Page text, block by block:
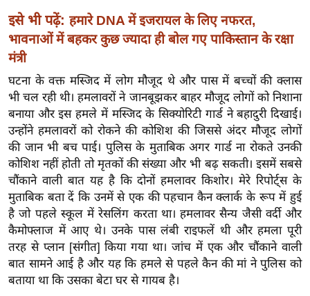
मि
सा
ल
श
ख्सि
य
त
यं
ग
इं
डि
या
सा
हि
त्य
इसे भी पढ़ें: हमारे DNA में इजरायल के लिए नफरत,
भावनाओं में बहकर कुछ ज्यादा ही बोल गए पाकिस्तान के रक्षा
मंत्री
घटना के वक्त मस्जिद में लोग मौजूद थे और पास में बच्चों की क्लास
भी चल रही थी। हमलावरों ने जानबूझकर बाहर मौजूद लोगों को निशाना
बनाया और इस हमले में मस्जिद के सिक्योरिटी गार्ड ने बहादुरी दिखाई।
उन्होंने हमलावरों को रोकने की कोशिश की जिससे अंदर मौजूद लोगों
की जान भी बच पाई। पुलिस के मुताबिक अगर गार्ड ना रोकते उनकी
कोशिश नहीं होती तो मृतकों की संख्या और भी बढ़ सकती। इसमें सबसे
चौंकाने वाली बात यह है कि दोनों हमलावर किशोर। मेरे रिपोर्ट्स के
मुताबिक बता दें कि उनमें से एक की पहचान कैन क्लार्क के रूप में हुई
है जो पहले स्कूल में रेसलिंग करता था। हमलावर सैन्य जैसी वर्दी और
कैमोफ्लाज में आए थे। उनके पास लंबी राइफलें थी और हमला पूरी
तरह से प्लान [संगीत] किया गया था। जांच में एक और चौंकाने वाली
बात सामने आई है और यह कि हमले से पहले कैन की मां ने पुलिस को
बताया था कि उसका बेटा घर से गायब है।